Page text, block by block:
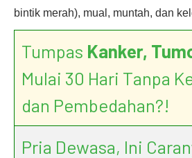
bintik merah), mual, muntah, dan
Tumpas Kanker,
Mulai 30 Hari Tanpa
dan Pembedahan?!
Pria Dewasa, Ini